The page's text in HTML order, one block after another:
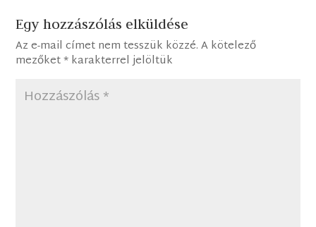
Egy hozzászólás elküldése
Az e-mail címet nem tesszük közzé. A kötelező
mezőket*karakterrel jelöltük